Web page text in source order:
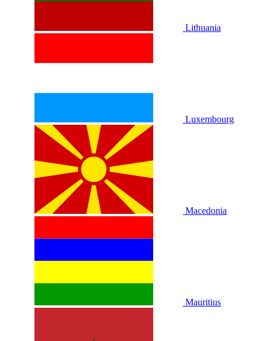
Lithuania
Luxembourg
Macedonia
Mauritius